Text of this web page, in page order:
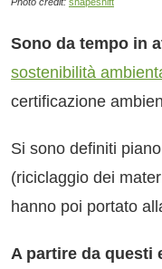
Sono da tempo in
sostenibilità
certificazione
Si sono definiti
(riciclaggio dei
hanno poi portato
A partire da questi